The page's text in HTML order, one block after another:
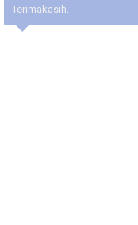
Terimakasih.